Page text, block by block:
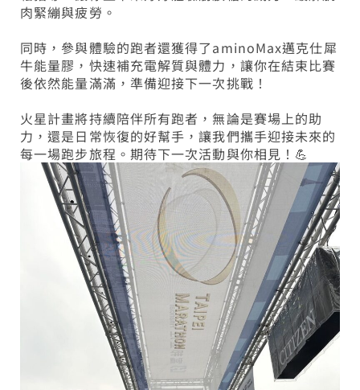
肉緊繃與疲勞。
同時，參與體驗的跑者還獲得了aminoMax邁克仕犀
牛能量膠，快速補充電解質與體力，讓你在結束比賽
後依然能量滿滿，準備迎接下一次挑戰！
火星計畫將持續陪伴所有跑者，無論是賽場上的助
力，還是日常恢復的好幫手，讓我們攜手迎接未來的
每一場跑步旅程。期待下一次活動與你相見！💪